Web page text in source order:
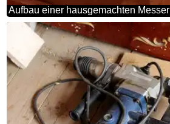
Aufbau einer hausgemachten Messer